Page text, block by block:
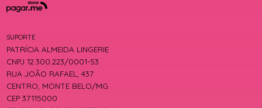
SUPORTE
PATRÍCIA ALMEIDA LINGERIE
CNPJ 12.300.223/0001-53
RUA JOÃO RAFAEL, 437
CENTRO, MONTE BELO/MG
CEP 37115000